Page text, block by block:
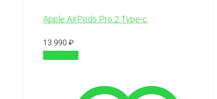
Apple AirPods Pro 2 Type-c
13 990 ₽